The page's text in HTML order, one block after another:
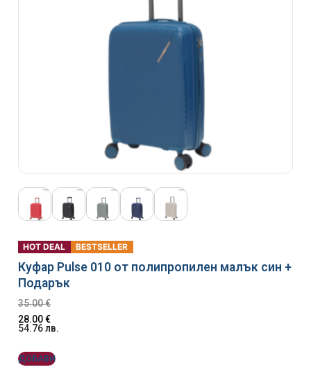
HOT DEAL BESTSELLER
Куфар Pulse 010 от полипропилен малък син +
Подарък
35.00€
28.00€
54.76лв.
ДОБАВИ